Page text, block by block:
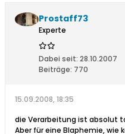
Prostaff73
Experte
Dabei seit: 28.10.2007
Beiträge: 770
15.09.2008, 18:35
die Verarbeitung ist absolut
Aber für eine Blaphemie, wie